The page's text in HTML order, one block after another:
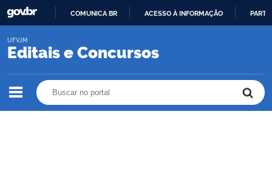
O
COMUNICA BR ACESSO À INFORMAÇÃO
Editais e Concursos
UFVJM